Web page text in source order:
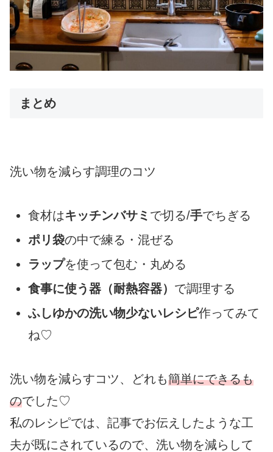
まとめ
洗い物を減らす調理のコツ
食材はキッチンバサミ で切る/手でちぎる
ポリ袋の中で練る・混ぜる
ラップを使って包む・丸める
食事に使う器（耐熱容器） で調理する
ふしゆかの洗い物少ないレシピ作ってみて
ね♡
洗い物を減らすコツ、どれも簡単にできるも
のでした♡
私のレシピでは、記事でお伝えしたような工
夫が既にされているので、洗い物を減らして